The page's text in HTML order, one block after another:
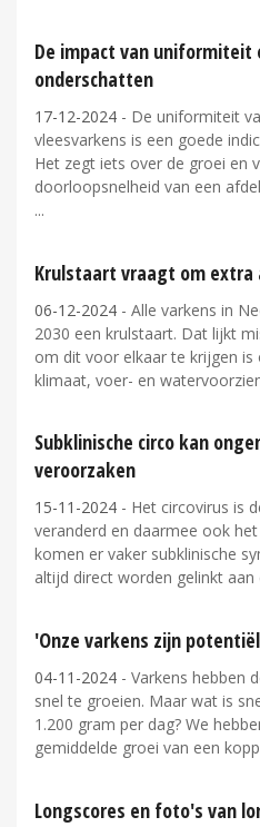
De impact van
onderschatten
17-12-2024 - De uniformiteit
vleesvarkens is een goede
Het zegt iets over de groei en
doorloopsnelheid van een
Krulstaart vraagt om extra
06-12-2024 - Alle varkens in
2030 een krulstaart. Dat lijkt
om dit voor elkaar te krijgen is
klimaat, voer- en
Subklinische circo kan
veroorzaken
15-11-2024 - Het circovirus is
veranderd en daarmee ook
komen er vaker subklinische
altijd direct worden gelinkt aan
'Onze varkens zijn
04-11-2024 - Varkens hebben
snel te groeien. Maar wat is
1.200 gram per dag? We
gemiddelde groei van een
Longscores en foto's van